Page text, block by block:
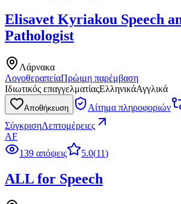
Elisavet Kyriakou Speech
Pathologist
Λάρνακα
ΛογοθεραπείαΠρώιμη παρέμβαση
Ιδιωτικός επαγγελματίαςΕλληνικάΑγγλικά
Αποθήκευση
Αίτημα πληροφοριών
ΣύγκρισηΛεπτομέρειες
AF
139 απόψεις
5.0(11)
ALL for Speech